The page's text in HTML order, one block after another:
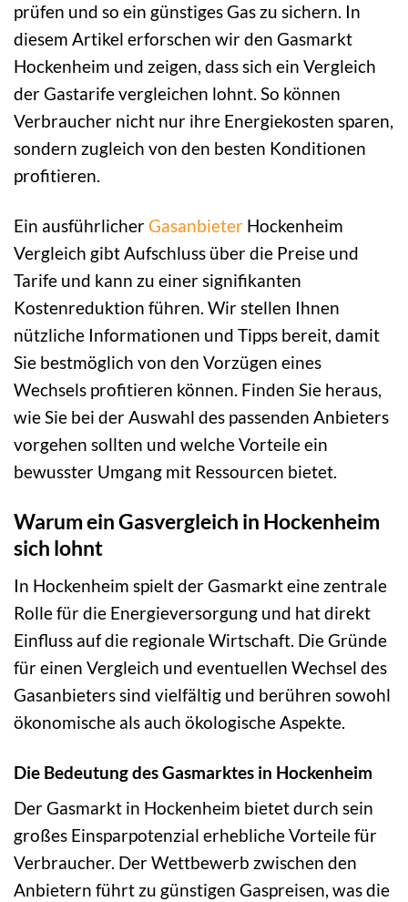
prüfen und so ein günstiges Gas zu sichern. In
diesem Artikel erforschen wir den Gasmarkt
Hockenheim und zeigen, dass sich ein Vergleich
der Gastarife vergleichen lohnt. So können
Verbraucher nicht nur ihre Energiekosten sparen,
sondern zugleich von den besten Konditionen
profitieren.
Ein ausführlicher Gasanbieter Hockenheim
Vergleich gibt Aufschluss über die Preise und
Tarife und kann zu einer signifikanten
Kostenreduktion führen. Wir stellen Ihnen
nützliche Informationen und Tipps bereit, damit
Sie bestmöglich von den Vorzügen eines
Wechsels profitieren können. Finden Sie heraus,
wie Sie bei der Auswahl des passenden Anbieters
vorgehen sollten und welche Vorteile ein
bewusster Umgang mit Ressourcen bietet.
Warum ein Gasvergleich in Hockenheim
sich lohnt
In Hockenheim spielt der Gasmarkt eine zentrale
Rolle für die Energieversorgung und hat direkt
Einfluss auf die regionale Wirtschaft. Die Gründe
für einen Vergleich und eventuellen Wechsel des
Gasanbieters sind vielfältig und berühren sowohl
ökonomische als auch ökologische Aspekte.
Die Bedeutung des Gasmarktes in Hockenheim
Der Gasmarkt in Hockenheim bietet durch sein
großes Einsparpotenzial erhebliche Vorteile für
Verbraucher. Der Wettbewerb zwischen den
Anbietern führt zu günstigen Gaspreisen, was die